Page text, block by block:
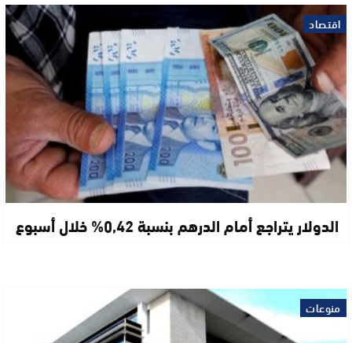
اقتصاد
الدولار يتراجع أمام الدرهم بنسبة 0,42% خلال أسبوع
منوعات